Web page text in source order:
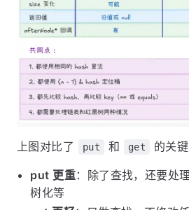
上图对比了 put 和 get 的关
put 更重：除了查找，还要处
树化等